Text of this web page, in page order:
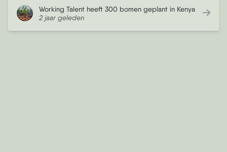
Working Talent heeft 300 bomen geplant in Kenya
2 jaar geleden